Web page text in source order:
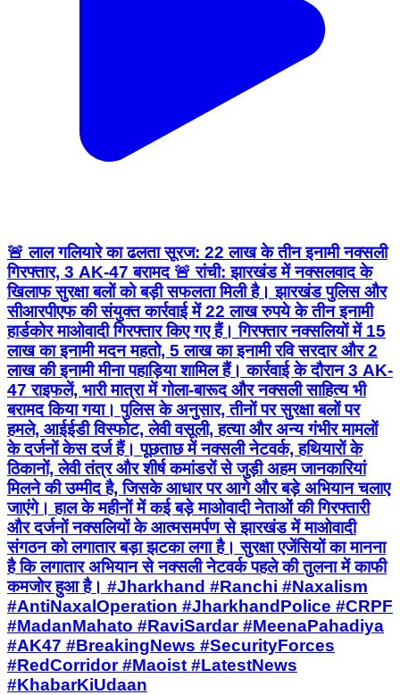
🚨 लाल गलियारे का ढलता सूरज: 22 लाख के तीन इनामी नक्सली
गिरफ्तार, 3 AK-47 बरामद 🚨 रांची: झारखंड में नक्सलवाद के
खिलाफ सुरक्षा बलों को बड़ी सफलता मिली है। झारखंड पुलिस और
सीआरपीएफ की संयुक्त कार्रवाई में 22 लाख रुपये के तीन इनामी
हार्डकोर माओवादी गिरफ्तार किए गए हैं। गिरफ्तार नक्सलियों में 15
लाख का इनामी मदन महतो, 5 लाख का इनामी रवि सरदार और 2
लाख की इनामी मीना पहाड़िया शामिल हैं। कार्रवाई के दौरान 3 AK-
47 राइफलें, भारी मात्रा में गोला-बारूद और नक्सली साहित्य भी
बरामद किया गया। पुलिस के अनुसार, तीनों पर सुरक्षा बलों पर
हमले, आईईडी विस्फोट, लेवी वसूली, हत्या और अन्य गंभीर मामलों
के दर्जनों केस दर्ज हैं। पूछताछ में नक्सली नेटवर्क, हथियारों के
ठिकानों, लेवी तंत्र और शीर्ष कमांडरों से जुड़ी अहम जानकारियां
मिलने की उम्मीद है, जिसके आधार पर आगे और बड़े अभियान चलाए
जाएंगे। हाल के महीनों में कई बड़े माओवादी नेताओं की गिरफ्तारी
और दर्जनों नक्सलियों के आत्मसमर्पण से झारखंड में माओवादी
संगठन को लगातार बड़ा झटका लगा है। सुरक्षा एजेंसियों का मानना
है कि लगातार अभियान से नक्सली नेटवर्क पहले की तुलना में काफी
कमजोर हुआ है। #Jharkhand #Ranchi #Naxalism
#AntiNaxalOperation #JharkhandPolice #CRPF
#MadanMahato #RaviSardar #MeenaPahadiya
#AK47 #BreakingNews #SecurityForces
#RedCorridor #Maoist #LatestNews
#KhabarKiUdaan